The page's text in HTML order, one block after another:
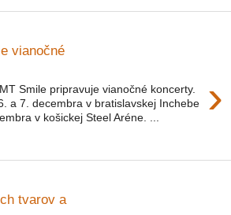
vianočné
›
Smile pripravuje vianočné koncerty.
a 7. decembra v bratislavskej Inchebe
v košickej Steel Aréne. ...
tvarov a